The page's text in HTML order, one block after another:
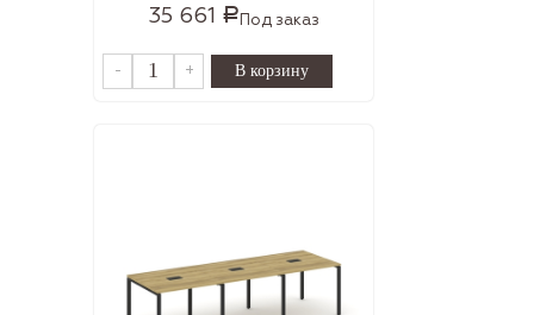
35 661 Р Под заказ
- +